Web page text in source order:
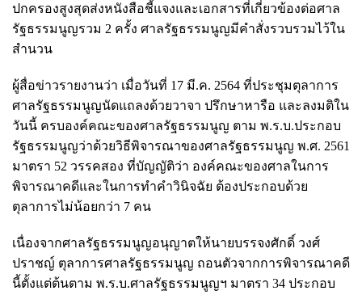
ปกครองสูงสุดส่งหนังสือชี้แจงและเอกสารที่เกี่ยวข้องต่อศาล
รัฐธรรมนูญรวม 2 ครั้ง ศาลรัฐธรรมนูญมีคำสั่งรวบรวมไว้ใน
สำนวน
ผู้สื่อข่าวรายงานว่า เมื่อวันที่ 17 มี.ค. 2564 ที่ประชุมตุลาการ
ศาลรัฐธรรมนูญนัดแถลงด้วยวาจา ปรึกษาหารือ และลงมติใน
วันนี้ ครบองค์คณะของศาลรัฐธรรมนูญ ตาม พ.ร.บ.ประกอบ
รัฐธรรมนูญว่าด้วยวิธีพิจารณาของศาลรัฐธรรมนูญ พ.ศ. 2561
มาตรา 52 วรรคสอง ที่บัญญัติว่า องค์คณะของศาลในการ
พิจารณาคดีและในการทำคำวินิจฉัย ต้องประกอบด้วย
ตุลาการไม่น้อยกว่า 7 คน
เนื่องจากศาลรัฐธรรมนูญอนุญาตให้นายบรรจงศักดิ์ วงศ์
ปราชญ์ ตุลาการศาลรัฐธรรมนูญ ถอนตัวจากการพิจารณาคดี
นี้ตั้งแต่ต้นตาม พ.ร.บ.ศาลรัฐธรรมนูญฯ มาตรา 34 ประกอบ